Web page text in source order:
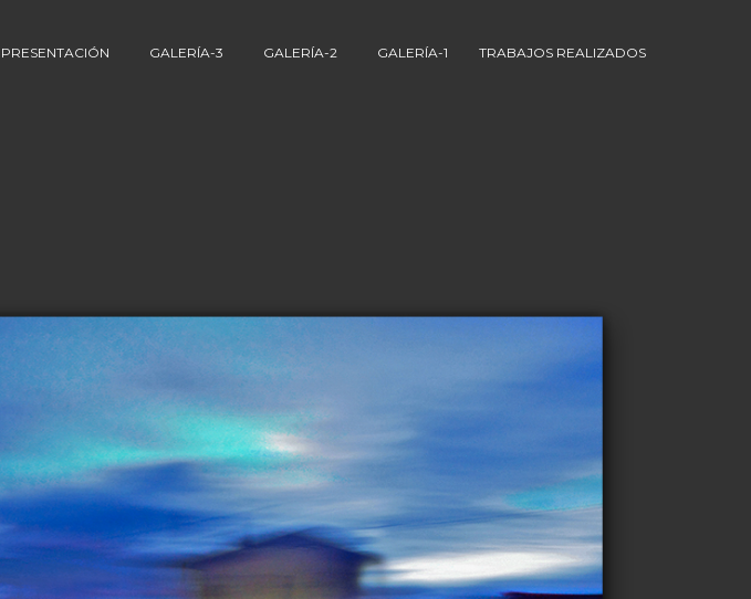
PRESENTACIÓN GALERÍA-3 GALERÍA-2 GALERÍA-1 TRABAJOS REALIZADOS